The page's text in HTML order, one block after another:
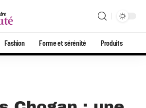
Fashion Forme et sérénité Produits